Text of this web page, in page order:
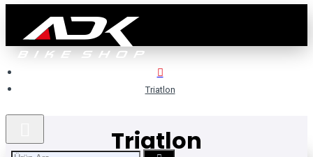
Triatlon
Triatlon